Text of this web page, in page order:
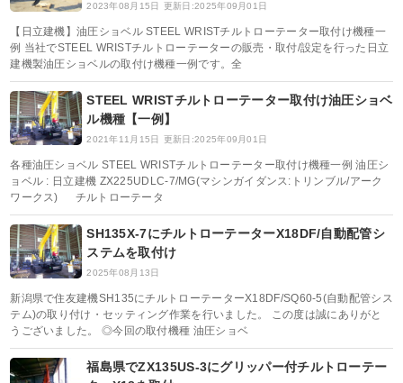
2023年08月15日 更新日:2025年09月01日
【日立建機】油圧ショベル STEEL WRISTチルトローテーター取付け機種一
例 当社でSTEEL WRISTチルトローテーターの販売・取付/設定を行った日立
建機製油圧ショベルの取付け機種一例です。全
STEEL WRISTチルトローテーター取付け油圧ショベ
ル機種【一例】
2021年11月15日 更新日:2025年09月01日
各種油圧ショベル STEEL WRISTチルトローテーター取付け機種一例 油圧シ
ョベル : 日立建機 ZX225UDLC-7/MG(マシンガイダンス:トリンブル/アーク
ワークス) チルトローテータ
SH135X-7にチルトローテーターX18DF/自動配管シ
ステムを取付け
2025年08月13日
新潟県で住友建機SH135にチルトローテーターX18DF/SQ60-5(自動配管シス
テム)の取り付け・セッティング作業を行いました。 この度は誠にありがと
うございました。 ◎今回の取付機種 油圧ショベ
福島県でZX135US-3にグリッパー付チルトローテー